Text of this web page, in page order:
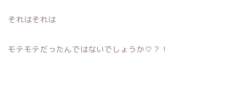
それはそれは
モテモテだったんではないでしょうか♡？！